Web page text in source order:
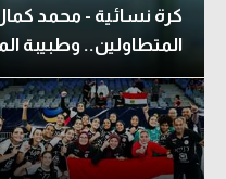
كرة نسائية - محمد
المتطاولين.. وطبيبة